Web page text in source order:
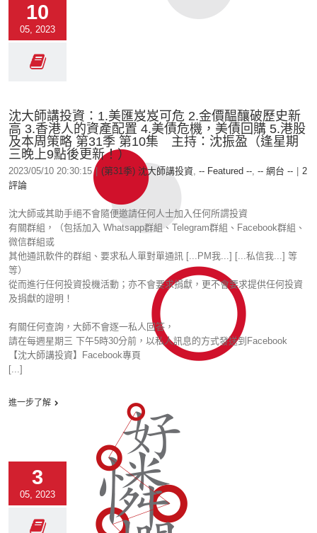
10
05, 2023
沈大師講投資：1.美匯岌岌可危 2.金價醖釀破歷史新
高 3.香港人的資產配置 4.美債危機，美債回購 5.港股
及本周策略 第31季 第10集 主持：沈振盈（逢星期
三晚上9點後更新！）
2023/05/10 20:30:15 (第31季) 沈大師講投資, -- Featured --, -- 網台 --
2
評論
沈大師或其助手絕不會隨便邀請任何人士加入任何所謂投資
有關群組，（包括加入 Whatsapp群組、Telegram群組、Facebook群組、
微信群組或
其他通訊軟件的群組、要求私人單對單通訊 [...PM我...] [...私信我...] 等
等）
從而進行任何投資投機活動；亦不會要求捐獻，更不會要求提供任何投資
及捐獻的證明！
有關任何查詢，大師不會逐一私人回答，
請在每週星期三 下午5時30分前，以私人訊息的方式發送到Facebook
【沈大師講投資】Facebook專頁
[...]
進一步了解
3
05, 2023